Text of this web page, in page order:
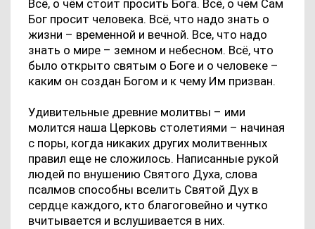
Всё, о чём стоит просить Бога. Всё, о чём Сам
Бог просит человека. Всё, что надо знать о
жизни – временной и вечной. Все, что надо
знать о мире – земном и небесном. Всё, что
было открыто святым о Боге и о человеке –
каким он создан Богом и к чему Им призван.
Удивительные древние молитвы – ими
молится наша Церковь столетиями – начиная
с поры, когда никаких других молитвенных
правил еще не сложилось. Написанные рукой
людей по внушению Святого Духа, слова
псалмов способны вселить Святой Дух в
сердце каждого, кто благоговейно и чутко
вчитывается и вслушивается в них.